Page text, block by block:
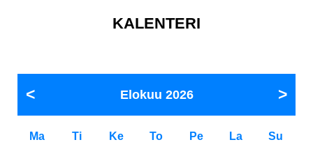
KALENTERI
Elokuu 2026
Ma Ti Ke To Pe La Su